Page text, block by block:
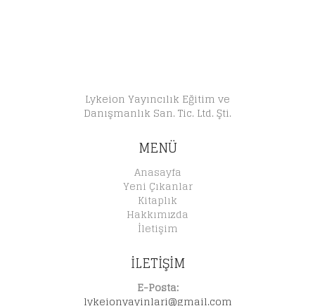
Lykeion Yayıncılık Eğitim ve
Danışmanlık San. Tic. Ltd. Şti.
MENÜ
Anasayfa
Yeni Çıkanlar
Kitaplık
Hakkımızda
İletişim
İLETİŞİM
E-Posta:
lykeionyayinlari@gmail.com